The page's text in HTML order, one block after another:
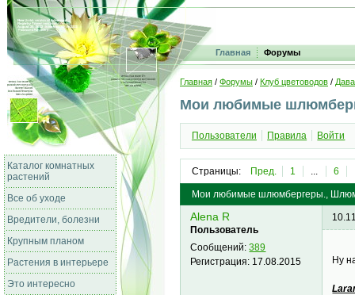
Главная Форумы
Каталог комнатных
растений
Все об уходе
Вредители, болезни
Крупным планом
Растения в интерьере
Это интересно
Главная / Форумы / Клуб цветоводов /
Мои любимые
Пользователи Правила Войти
Страницы: Пред. 1 ... 6
Мои любимые шлюмбергеры.,
Alena R
Пользователь
Сообщений:389
Регистрация: 17.08.2015 Ну